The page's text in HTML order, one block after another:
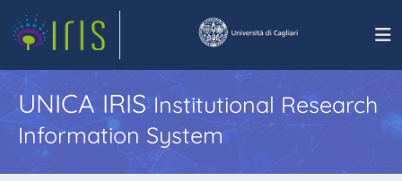
UNICA IRISInstitutional Research
Information System